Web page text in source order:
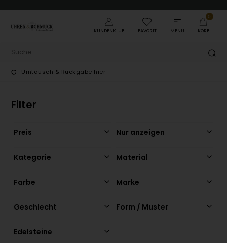
KUNDENKLUB FAVORIT MENU
0
KORB
Umtausch & Rückgabe hier
Filter
Preis Nur anzeigen
Kategorie Material
Farbe Marke
Geschlecht Form / Muster
Edelsteine